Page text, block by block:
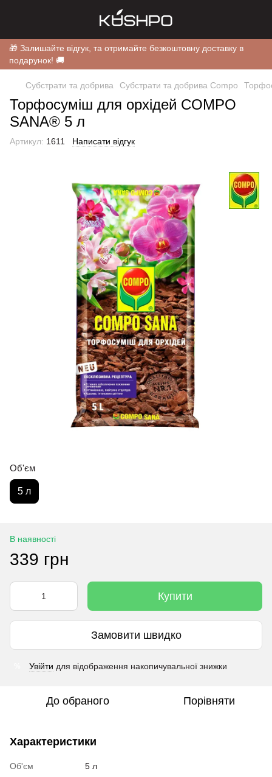
🎁 Залишайте відгук, та отримайте безкоштовну доставку в
подарунок! 🚚
Субстрати та добрива Субстрати та добрива Compo
Торфосуміш для орхідей COMPO
SANA® 5 л
Артикул: 1611 Написати відгук
Об'єм
5 л
В наявності
339 грн
Купити
Замовити швидко
Увійти для відображення накопичувальної знижки
До обраного Порівняти
Характеристики
Об'єм
5 л